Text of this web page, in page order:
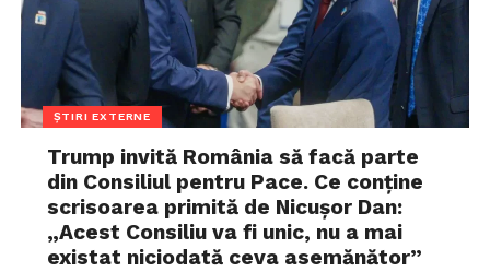
ȘTIRI EXTERNE
Trump invită România să facă parte
din Consiliul pentru Pace. Ce conține
scrisoarea primită de Nicușor Dan:
„Acest Consiliu va fi unic, nu a mai
existat niciodată ceva asemănător”